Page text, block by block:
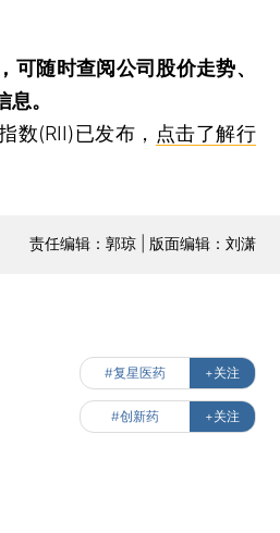
，可随时查阅公司股价走势、
。
(RII)已发布， 点击了解行
责任编辑：郭琼 | 版面编辑：刘潇
#复星医药 +关注
#创新药 +关注